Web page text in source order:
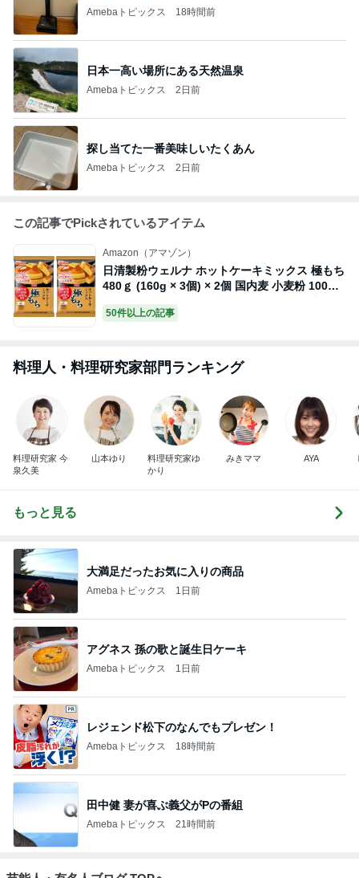
Amebaトピックス 18時間前
日本一高い場所にある天然温泉
Amebaトピックス 2日前
探し当てた一番美味しいたくあん
Amebaトピックス 2日前
この記事でPickされているアイテム
Amazon（アマゾン）
日清製粉ウェルナ ホットケーキミックス 極もち
480ｇ (160g × 3個) × 2個 国内麦 小麦粉 100%
使用 ホットケーキ (もっちり/しっとり食感) ク
ッキー 蒸しパン ドーナツ ピザ の アレンジレシ
50件以上の記事
料理人・料理研究家部門ランキング
料理研究家 今
泉久美
山本ゆり
料理研究家ゆ
かり
みきママ AYA
もっと見る
大満足だったお気に入りの商品
Amebaトピックス 1日前
アグネス 孫の歌と誕生日ケーキ
Amebaトピックス 1日前
レジェンド松下のなんでもプレゼン！
Amebaトピックス 18時間前
田中健 妻が喜ぶ義父がPの番組
Amebaトピックス 21時間前